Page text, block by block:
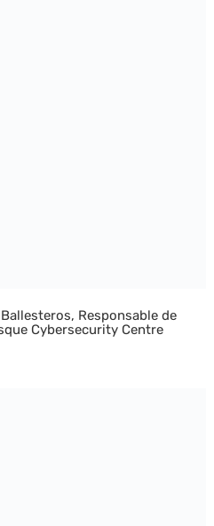
Responsable de
Cybersecurity Centre